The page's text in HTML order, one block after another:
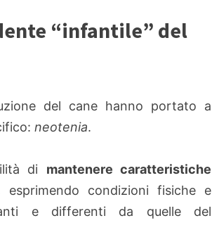
“infantile” del
del cane hanno portato a
neotenia.
di mantenere caratteristiche
esprimendo condizioni fisiche e
e differenti da quelle del